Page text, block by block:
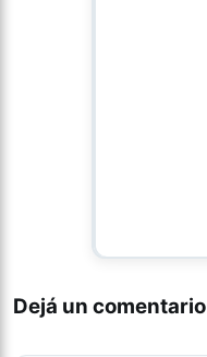
Dejá un comentario